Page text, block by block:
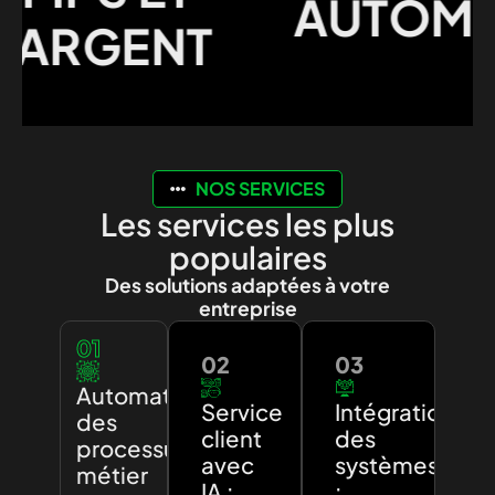
NOS SERVICES
Les services les plus
populaires
Des solutions adaptées à votre
entreprise
01
Automatisation
des
processus
métier
02
Service
client
avec
03
Intégration
des
systèmes